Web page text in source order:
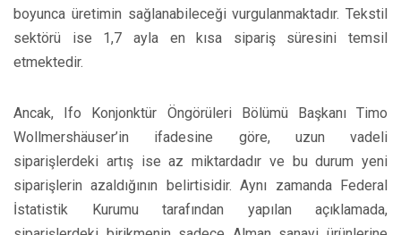
boyunca üretimin sağlanabileceği vurgulanmaktadır. Tekstil
sektörü ise 1,7 ayla en kısa sipariş süresini temsil
etmektedir.
Ancak, Ifo Konjonktür Öngörüleri Bölümü Başkanı Timo
Wollmershäuser’in ifadesine göre, uzun vadeli
siparişlerdeki artış ise az miktardadır ve bu durum yeni
siparişlerin azaldığının belirtisidir. Aynı zamanda Federal
İstatistik Kurumu tarafından yapılan açıklamada,